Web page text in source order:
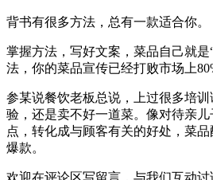
背书有很多方法，总有一款适合你。
掌握方法，写好文案，菜品自己就
法，你的菜品宣传已经打败市场上
参某说餐饮老板总说，上过很多培
验，还是卖不好一道菜。像对待亲
点，转化成与顾客有关的好处，菜
爆款。
欢迎在评论区写留言，与我们互动讨